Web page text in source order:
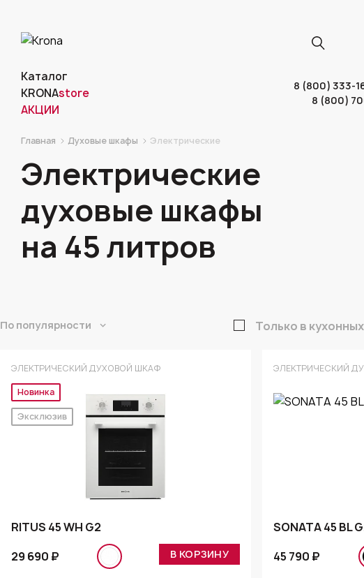
Каталог
KRONAstore
АКЦИИ
8 (800) 333-
8 (800)
Главная Духовые шкафы Электрические
Электрические
духовые шкафы
на 45 литров
По популярности Только в
ЭЛЕКТРИЧЕСКИЙ ДУХОВОЙ ШКАФ
Новинка
Эксклюзив
RITUS 45 WH G2
29 690 ₽
В КОРЗИНУ
ЭЛЕКТРИЧЕСКИЙ
SONATA 45 BL
45 790 ₽